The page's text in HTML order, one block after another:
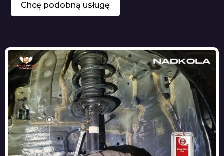
Chcę podobną usługę